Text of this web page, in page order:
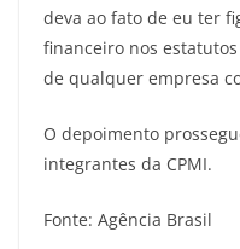
deva ao fato de eu ter
financeiro nos
de qualquer empresa
O depoimento
integrantes da CPMI.
Fonte: Agência Brasil